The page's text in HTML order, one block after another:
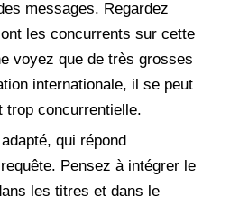
messages. Regardez
les concurrents sur cette
voyez que de très grosses
internationale, il se peut
trop concurrentielle.
qui répond
Pensez à intégrer le
les titres et dans le